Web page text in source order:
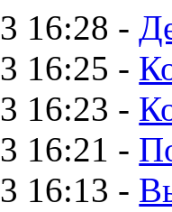
16:28 -
16:25 -
16:23 -
16:21 -
16:13 -